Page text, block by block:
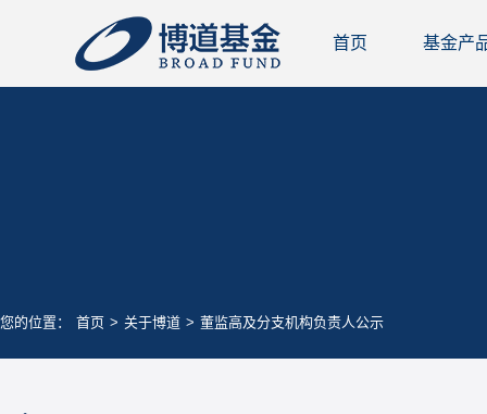
首页 基金产
您的位置： 首页 > 关于博道 > 董监高及分支机构负责人公示